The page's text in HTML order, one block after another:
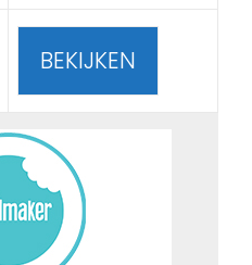
BEKIJKEN